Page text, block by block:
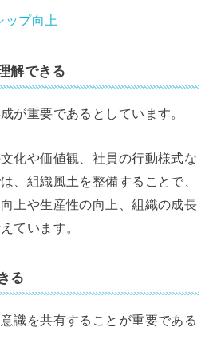
ップ向上
解できる
が重要であるとしています。
化や価値観、社員の行動様式な
、組織風土を整備することで、
上や生産性の向上、組織の成長
ています。
る
識を共有することが重要である